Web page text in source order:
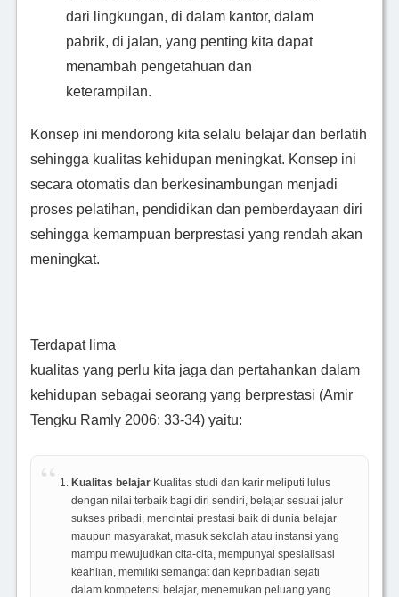
dari lingkungan, di dalam kantor, dalam
pabrik, di jalan, yang penting kita dapat
menambah pengetahuan dan
keterampilan.
Konsep ini mendorong kita selalu belajar dan berlatih
sehingga kualitas kehidupan meningkat. Konsep ini
secara otomatis dan berkesinambungan menjadi
proses pelatihan, pendidikan dan pemberdayaan diri
sehingga kemampuan berprestasi yang rendah akan
meningkat.
Terdapat lima
kualitas yang perlu kita jaga dan pertahankan dalam
kehidupan sebagai seorang yang berprestasi (Amir
Tengku Ramly 2006: 33-34) yaitu:
Kualitas belajarKualitas studi dan karir meliputi lulus
dengan nilai terbaik bagi diri sendiri, belajar sesuai jalur
sukses pribadi, mencintai prestasi baik di dunia belajar
maupun masyarakat, masuk sekolah atau instansi yang
mampu mewujudkan cita-cita, mempunyai spesialisasi
keahlian, memiliki semangat dan kepribadian sejati
dalam kompetensi belajar, menemukan peluang yang